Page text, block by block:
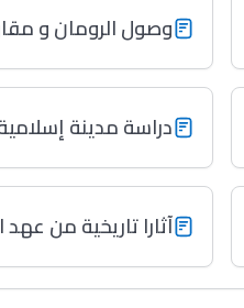
وصول الرومان و
دراسة مدينة
آثارا تاريخية من